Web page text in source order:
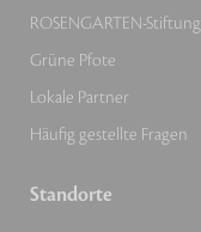
ROSENGARTEN-Stiftung
Grüne Pfote
Lokale Partner
Häufig gestellte Fragen
Standorte